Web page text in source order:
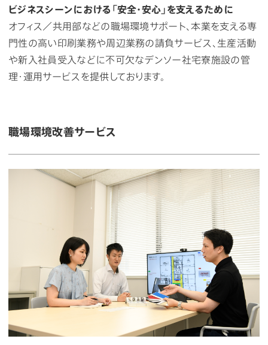
ビジネスシーンにおける「安全・安心」を支えるために
オフィス／共用部などの職場環境サポート、本業を支える専
門性の高い印刷業務や周辺業務の請負サービス、生産活動
や新入社員受入などに不可欠なデンソー社宅寮施設の管
理・運用サービスを提供しております。
職場環境改善サービス